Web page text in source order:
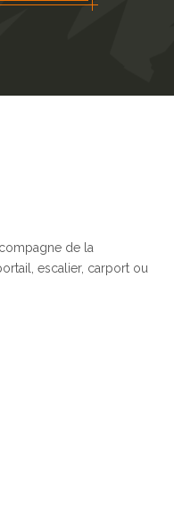
de la
escalier, carport ou